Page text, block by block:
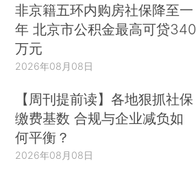
非京籍五环内购房社保降至一
年 北京市公积金最高可贷340
万元
2026年08月08日
【周刊提前读】各地狠抓社保
缴费基数 合规与企业减负如
何平衡？
2026年08月08日